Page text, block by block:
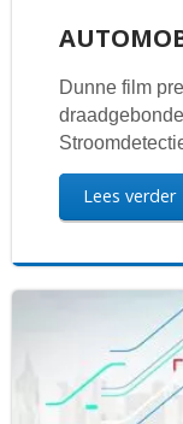
Dunne film
Lees verder